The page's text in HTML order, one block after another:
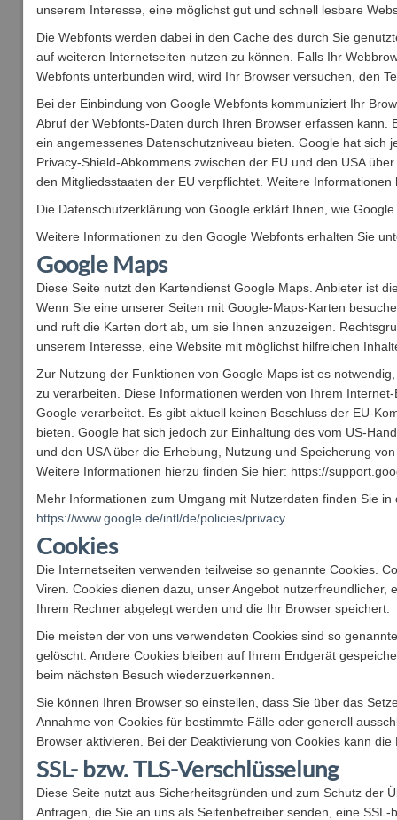
unserem Interesse, eine möglichst gut und schnell lesbare
Die Webfonts werden dabei in den Cache des durch Sie
auf weiteren Internetseiten nutzen zu können. Falls Ihr
Webfonts unterbunden wird, wird Ihr Browser versuchen, den
Bei der Einbindung von Google Webfonts kommuniziert Ihr
Abruf der Webfonts-Daten durch Ihren Browser erfassen kann.
ein angemessenes Datenschutzniveau bieten. Google hat sich
Privacy-Shield-Abkommens zwischen der EU und den USA
den Mitgliedsstaaten der EU verpflichtet. Weitere
Die Datenschutzerklärung von Google erklärt Ihnen, wie
Weitere Informationen zu den Google Webfonts erhalten Sie
Google Maps
Diese Seite nutzt den Kartendienst Google Maps. Anbieter ist
Wenn Sie eine unserer Seiten mit Google-Maps-Karten
und ruft die Karten dort ab, um sie Ihnen anzuzeigen.
unserem Interesse, eine Website mit möglichst hilfreichen
Zur Nutzung der Funktionen von Google Maps ist es
zu verarbeiten. Diese Informationen werden von Ihrem
Google verarbeitet. Es gibt aktuell keinen Beschluss der EU-
bieten. Google hat sich jedoch zur Einhaltung des vom US-
und den USA über die Erhebung, Nutzung und Speicherung
Weitere Informationen hierzu finden Sie hier: https://
Mehr Informationen zum Umgang mit Nutzerdaten finden Sie
https://www.google.de/intl/de/policies/privacy
Cookies
Die Internetseiten verwenden teilweise so genannte Cookies.
Viren. Cookies dienen dazu, unser Angebot
Ihrem Rechner abgelegt werden und die Ihr Browser speichert.
Die meisten der von uns verwendeten Cookies sind so
gelöscht. Andere Cookies bleiben auf Ihrem Endgerät
beim nächsten Besuch wiederzuerkennen.
Sie können Ihren Browser so einstellen, dass Sie über das
Annahme von Cookies für bestimmte Fälle oder generell
Browser aktivieren. Bei der Deaktivierung von Cookies kann
SSL- bzw. TLS-Verschlüsselung
Diese Seite nutzt aus Sicherheitsgründen und zum Schutz der
Anfragen, die Sie an uns als Seitenbetreiber senden, eine